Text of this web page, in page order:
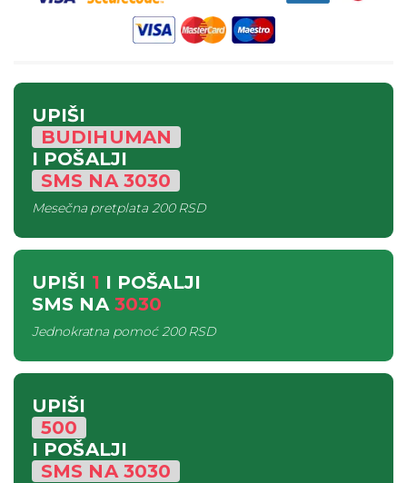
UPIŠI
BUDIHUMAN
I POŠALJI
SMS NA3030
Mesečna pretplata200 RSD
UPIŠI 1 I POŠALJI
SMS NA 3030
Jednokratna pomoć200 RSD
UPIŠI
500
I POŠALJI
SMS NA3030